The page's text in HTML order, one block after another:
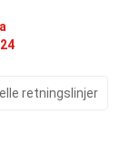
retningslinjer